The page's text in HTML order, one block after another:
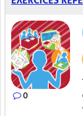
0